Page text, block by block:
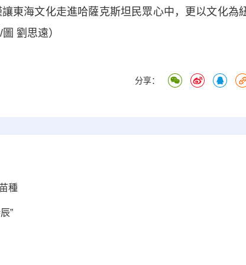
海文化走進哈薩克斯坦民眾心中，更以文化為
劉思遠）
分享：
種
”